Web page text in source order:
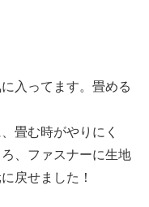
入ってます。畳める
畳む時がやりにく
、ファスナーに生地
戻せました！